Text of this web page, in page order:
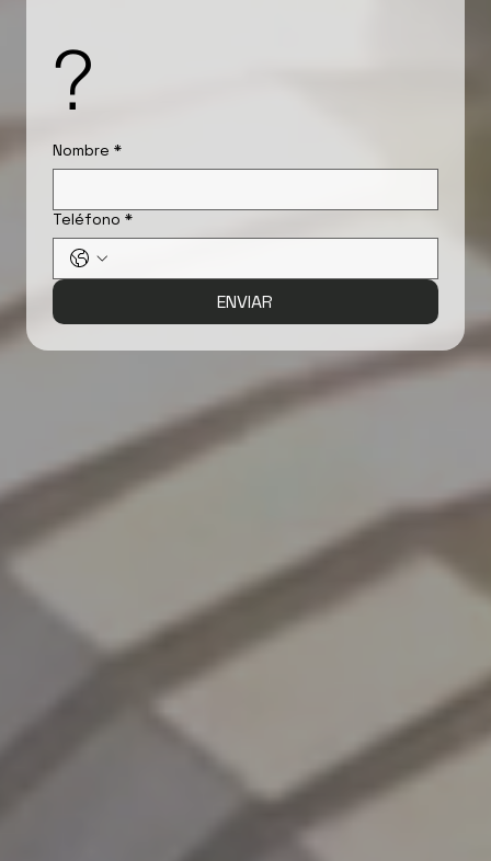
?
Nombre *
Teléfono *
ENVIAR